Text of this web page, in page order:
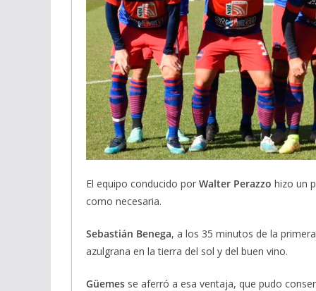
El equipo conducido por Walter Perazzo hizo un
como necesaria.
Sebastián Benega, a los 35 minutos de la
azulgrana en la tierra del sol y del buen vino.
Güemes se aferró a esa ventaja, que pudo